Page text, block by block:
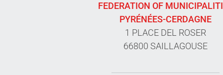
FEDERATION OF
PYRÉNÉES-CERDAGNE
1 PLACE DEL ROSER
66800 SAILLAGOUSE